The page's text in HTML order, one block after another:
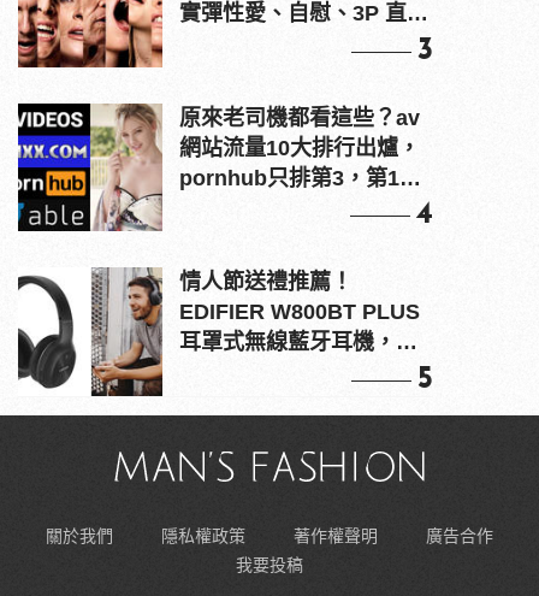
實彈性愛、自慰、3P 直接
3
原來老司機都看這些？av
網站流量10大排行出爐，
pornhub只排第3，第1名
4
情人節送禮推薦！
EDIFIER W800BT PLUS
耳罩式無線藍牙耳機，在
5
關於我們 隱私權政策 著作權聲明
廣告合作
我要投稿